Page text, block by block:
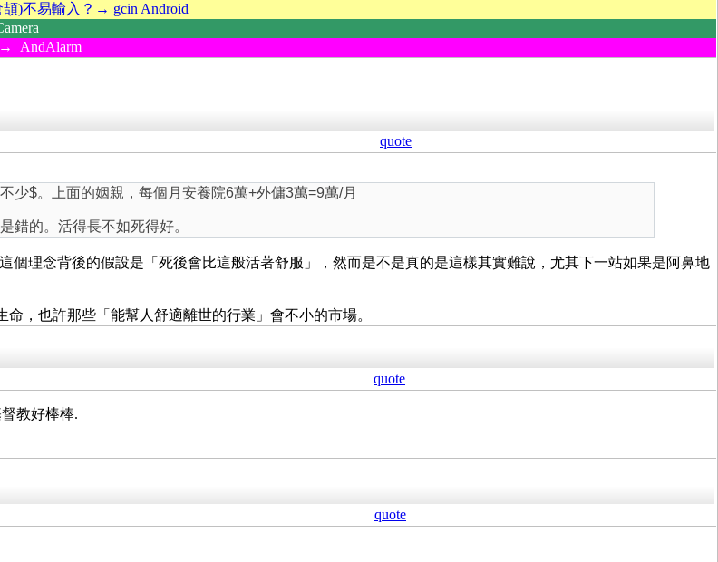
)不易輸入？→ gcin Android
AndAlarm
quote
少$。上面的姻親，每個月安養院6萬+外傭3萬=9萬/月
錯的。活得長不如死得好。
理念背後的假設是「死後會比這般活著舒服」，然而是不是真的是這樣其實難說，尤其下一站如果是阿鼻地
，也許那些「能幫人舒適離世的行業」會不小的市場。
quote
教好棒棒.
quote